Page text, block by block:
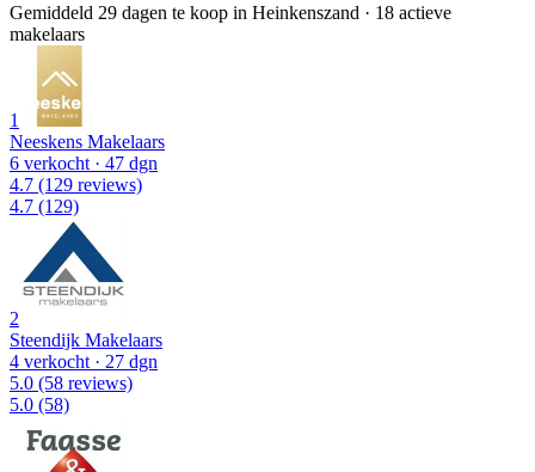
Gemiddeld 29 dagen te koop in Heinkenszand · 18 actieve
makelaars
1
Neeskens Makelaars
6 verkocht · 47 dgn
4.7 (129 reviews)
4.7 (129)
2
Steendijk Makelaars
4 verkocht · 27 dgn
5.0 (58 reviews)
5.0 (58)